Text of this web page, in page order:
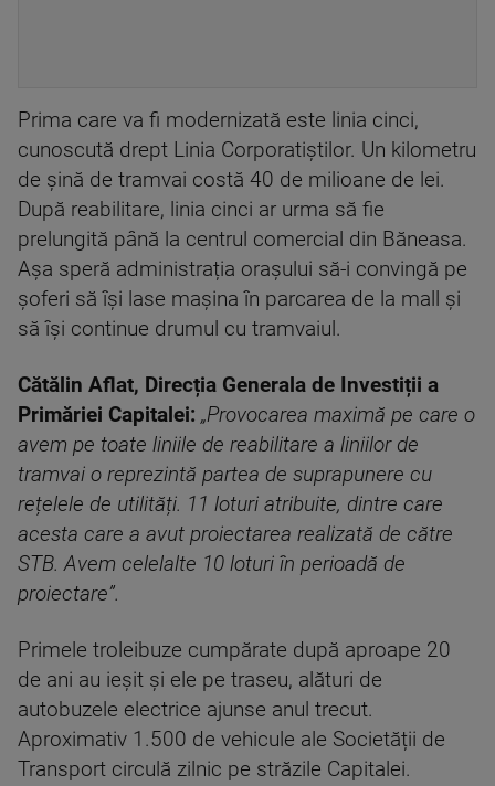
Prima care va fi modernizată este linia cinci,
cunoscută drept Linia Corporatiștilor. Un kilometru
de șină de tramvai costă 40 de milioane de lei.
După reabilitare, linia cinci ar urma să fie
prelungită până la centrul comercial din Băneasa.
Așa speră administrația orașului să-i convingă pe
șoferi să își lase mașina în parcarea de la mall și
să își continue drumul cu tramvaiul.
Cătălin Aflat, Direcția Generala de Investiții a
Primăriei Capitalei: „Provocarea maximă pe care o
avem pe toate liniile de reabilitare a liniilor de
tramvai o reprezintă partea de suprapunere cu
rețelele de utilități. 11 loturi atribuite, dintre care
acesta care a avut proiectarea realizată de către
STB. Avem celelalte 10 loturi în perioadă de
proiectare”.
Primele troleibuze cumpărate după aproape 20
de ani au ieșit și ele pe traseu, alături de
autobuzele electrice ajunse anul trecut.
Aproximativ 1.500 de vehicule ale Societății de
Transport circulă zilnic pe străzile Capitalei.